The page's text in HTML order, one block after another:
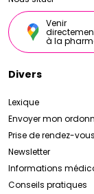
Venir
à la
Divers
Lexique
Envoyer mon
Prise de rendez-vous
Newsletter
Informations
Conseils pratiques